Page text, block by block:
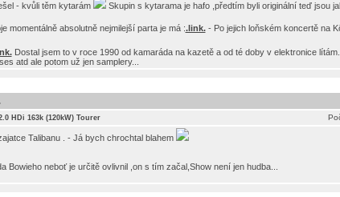
- kvůli těm kytarám
Skupin s kytarama je hafo ,předtím byli originální teď jsou
momentálně absolutně nejmilejší parta je má :.link.- Po jejich loňském koncertě na
Dostal jsem to v roce 1990 od kamaráda na kazetě a od té doby v elektronice lítám...
atd ale potom už jen samplery...
HDi 163k (120kW) Tourer
Talibanu . - Já bych chrochtal blahem
Bowieho neboť je určitě ovlivnil ,on s tím začal,Show není jen hudba...